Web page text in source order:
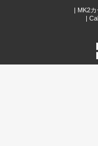
| MK2
|